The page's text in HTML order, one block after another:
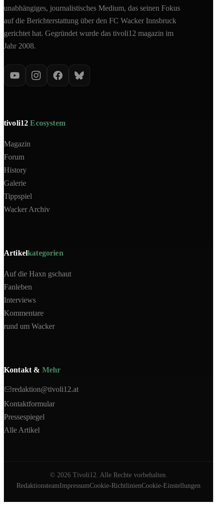
unabhängiges, journalistisches Medium, das seinen Fokus
auf die Berichterstattung über den FC Wacker Innsbruck
gerichtet hat. Gegründet wurde das tivoli12 magazin im
Jahr 2008.
tivoli12Ecosystem
Magazin
Forum
History
Galerie
Tippspiel
Wacker Archiv
Artikelkategorien
Auf die Haxn gschaut
Fanleben
Interviews
Kommentare
rund um Wacker
Kontakt & Mehr
redaktion@tivoli12.at
Kontaktformular
Pressespiegel
Alle Artikel
© 2026Tivoli12. Alle Rechte vorbehalten.
RedaktionsteamImpressumCookie-RichtlinienCookie-Einstellungen